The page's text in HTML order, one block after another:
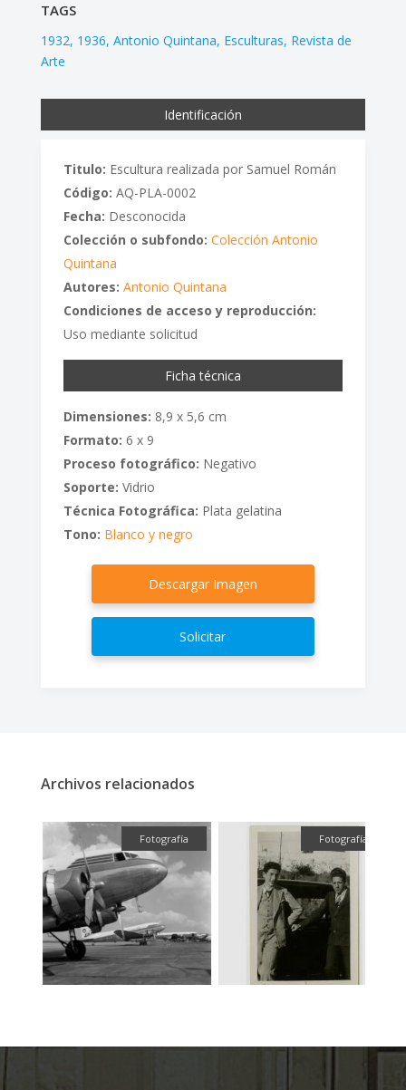
TAGS
1932 1936 Antonio Quintana Esculturas Revista de
Arte
Identificación
Titulo: Escultura realizada por Samuel Román
Código: AQ-PLA-0002
Fecha: Desconocida
Colección o subfondo: Colección Antonio
Quintana
Autores: Antonio Quintana
Condiciones de acceso y reproducción:
Uso mediante solicitud
Ficha técnica
Dimensiones: 8,9 x 5,6 cm
Formato: 6 x 9
Proceso fotográfico: Negativo
Soporte: Vidrio
Técnica Fotográfica: Plata gelatina
Tono: Blanco y negro
Descargar Imagen
Solicitar
Archivos relacionados
Fotografía Fotografía